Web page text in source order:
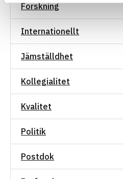
Forskning
Internationellt
Jämställdhet
Kollegialitet
Kvalitet
Politik
Postdok